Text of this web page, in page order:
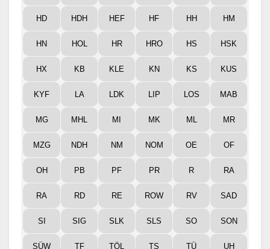
HD HDH HEF HF HH HM
HN HOL HR HRO HS HSK
HX KB KLE KN KS KUS
KYF LA LDK LIP LOS MAB
MG MHL MI MK ML MR
MZG NDH NM NOM OE OF
OH PB PF PR R RA
RA RD RE ROW RV SAD
SI SIG SLK SLS SO SON
SÜW TF TÖL TS TÜ UH